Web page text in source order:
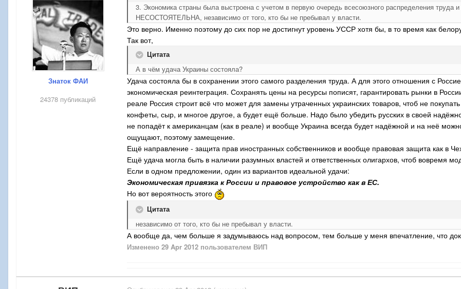
Знаток ФАИ
24378 публикаций
3. Экономика страны была выстроена с учетом в первую очередь всесоюзного распределения труда
НЕСОСТОЯТЕЛЬНА, независимо от того, кто бы не пребывал у власти.
Это верно. Именно поэтому до сих пор не достигнут уровень УССР хотя бы, в то время как
Так вот,
Цитата
А в чём удача Украины состояла?
Удача состояла бы в сохранении этого самого разделения труда. А для этого отношения с
экономическая реинтеграция. Сохранять цены на ресурсы пописят, гарантировать рынки в
реале Россия строит всё что может для замены утраченных украинских товаров, чтоб не
конфеты, сыр, и многое другое, а будет ещё больше. Надо было убедить русских в своей
не попадёт к американцам (как в реале) и вообще Украина всегда будет надёжной и на неё
ощущают, поэтому замещение.
Ещё направление - защита прав иностранных собственников и вообще правовая защита как в
Ещё удача могла быть в наличии разумных властей и ответственных олигархов, чтоб вовремя
Если в одном предложении, один из вариантов идеальной удачи:
Экономическая привязка к России и правовое устройство как в ЕС.
Но вот вероятность этого
Цитата
независимо от того, кто бы не пребывал у власти.
А вообще да, чем больше я задумываюсь над вопросом, тем больше у меня впечатление, что
Изменено 29 Apr 2012 пользователем ВИП